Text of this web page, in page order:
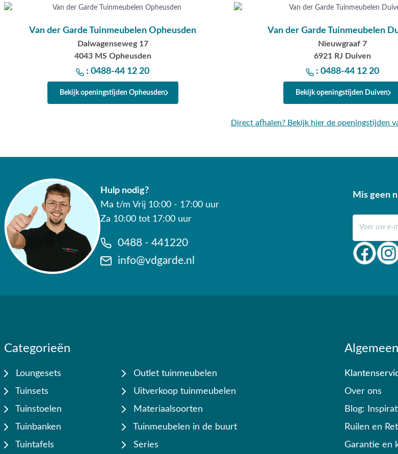
Van der Garde Tuinmeubelen Opheusden
Dalwagenseweg 17
4043 MS Opheusden
: 0488-44 12 20
Bekijk openingstijden Opheusden
Van der Garde Tuinmeubelen
Nieuwgraaf 7
6921 RJ Duiven
: 0488-44 12 20
Bekijk openingstijden Duiven
Direct afhalen? Bekijk hier de openingstijden
Hulp nodig?
Ma t/m Vrij 10:00 - 17:00 uur
Za 10:00 tot 17:00 uur
0488 - 441220
info@vdgarde.nl
Mis geen
Categorieën
Loungesets
Tuinsets
Tuinstoelen
Tuinbanken
Tuintafels
Outlet tuinmeubelen
Uitverkoop tuinmeubelen
Materiaalsoorten
Tuinmeubelen in de buurt
Series
Algemeen
Over ons
Blog:
Ruilen en
Garantie en